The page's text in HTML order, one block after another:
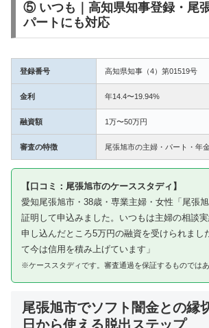
⑤ いつも｜高知県知事登録・尾
パートにも対応
登録番号 高知県知事（4）第01519号
金利 年14.4〜19.94%
融資額 1万〜50万円
審査の特徴 尾張旭市の主婦・パート・年
【口コミ：尾張旭市のケーススタディ】
愛知尾張旭市・38歳・専業主婦・女性「尾張
証明して申込みました。いつもは主婦の相談
申し込んだところ5万円の融資を受けられまし
て今は信用を積み上げています」
※ケーススタディです。審査通過を保証するものでは
尾張旭市でソフト闇金との縁
日から使える脱出ステップ